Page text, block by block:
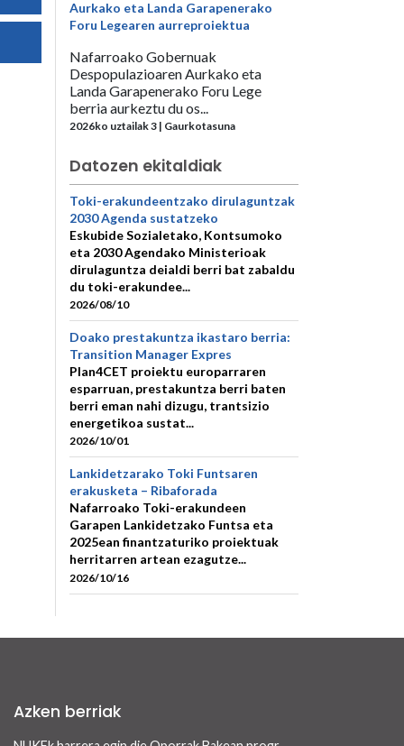
Aurkako eta Landa Garapenerako
Foru Legearen aurreproiektua
Nafarroako Gobernuak
Despopulazioaren Aurkako eta
Landa Garapenerako Foru Lege
berria aurkeztu du os...
2026ko uztailak 3 | Gaurkotasuna
Datozen ekitaldiak
Toki-erakundeentzako dirulaguntzak
2030 Agenda sustatzeko
Eskubide Sozialetako, Kontsumoko
eta 2030 Agendako Ministerioak
dirulaguntza deialdi berri bat zabaldu
du toki-erakundee...
2026/08/10
Doako prestakuntza ikastaro berria:
Transition Manager Expres
Plan4CET proiektu europarraren
esparruan, prestakuntza berri baten
berri eman nahi dizugu, trantsizio
energetikoa sustat...
2026/10/01
Lankidetzarako Toki Funtsaren
erakusketa – Ribaforada
Nafarroako Toki-erakundeen
Garapen Lankidetzako Funtsa eta
2025ean finantzaturiko proiektuak
herritarren artean ezagutze...
2026/10/16
Azken berriak